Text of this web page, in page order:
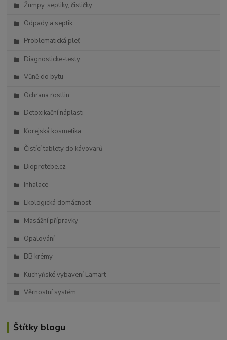
Žumpy, septiky, čističky
Odpady a septik
Problematická pleť
Diagnosticke-testy
Vůně do bytu
Ochrana rostlin
Detoxikační náplasti
Korejská kosmetika
Čistící tablety do kávovarů
Bioprotebe.cz
Inhalace
Ekologická domácnost
Masážní přípravky
Opalování
BB krémy
Kuchyňské vybavení Lamart
Věrnostní systém
Štítky blogu